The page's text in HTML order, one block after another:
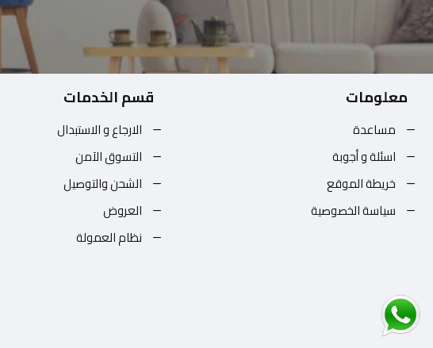
معلومات
مساعدة
اسئلة و أجوبة
خريطة الموقع
سياسة الخصوصية
قسم الخدمات
الارجاع و الاستبدال
التسوق الآمن
الشحن والتوصيل
العروض
نظام العمولة